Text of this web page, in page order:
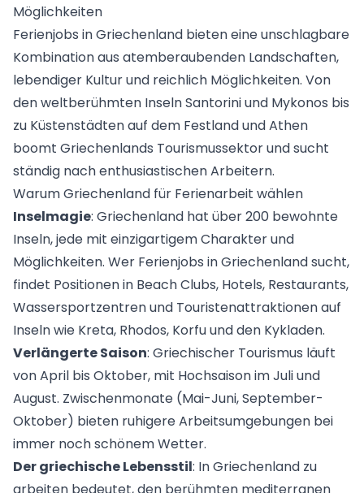
Möglichkeiten
Ferienjobs inGriechenland bieten eine unschlagbare
Kombination aus atemberaubenden Landschaften,
lebendiger Kultur und reichlich Möglichkeiten. Von
den weltberühmten Inseln Santorini und Mykonos bis
zu Küstenstädten auf dem Festland und Athen
boomt Griechenlands Tourismussektor und sucht
ständig nach enthusiastischen Arbeitern.
Warum Griechenland für Ferienarbeit wählen
Inselmagie: Griechenland hat über 200 bewohnte
Inseln, jede mit einzigartigem Charakter und
Möglichkeiten. Wer Ferienjobs in Griechenland sucht,
findet Positionen in Beach Clubs, Hotels, Restaurants,
Wassersportzentren und Touristenattraktionen auf
Inseln wie Kreta, Rhodos, Korfu und den Kykladen.
Verlängerte Saison: Griechischer Tourismus läuft
von April bis Oktober, mit Hochsaison im Juli und
August. Zwischenmonate (Mai-Juni, September-
Oktober) bieten ruhigere Arbeitsumgebungen bei
immer noch schönem Wetter.
Der griechische Lebensstil: In Griechenland zu